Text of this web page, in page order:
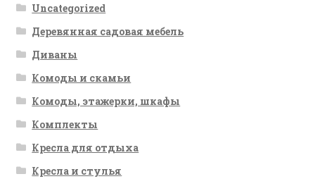
Uncategorized
Деревянная садовая мебель
Диваны
Комоды и скамьи
Комоды, этажерки, шкафы
Комплекты
Кресла для отдыха
Кресла и стулья